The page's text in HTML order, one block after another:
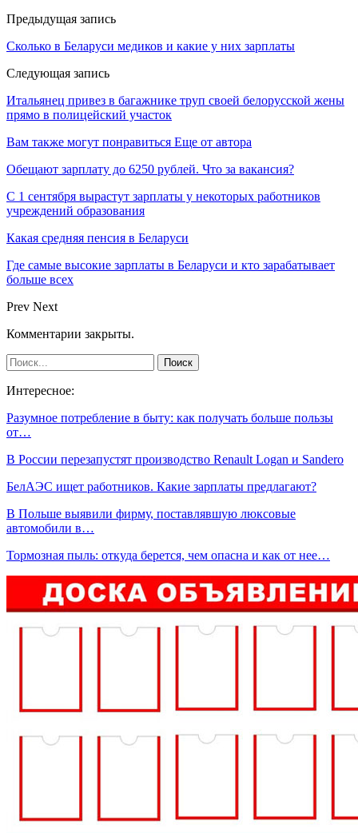
Предыдущая запись
Сколько в Беларуси медиков и какие у них зарплаты
Следующая запись
Итальянец привез в багажнике труп своей белорусской жены
прямо в полицейский участок
Вам также могут понравиться Еще от автора
Обещают зарплату до 6250 рублей. Что за вакансия?
С 1 сентября вырастут зарплаты у некоторых работников
учреждений образования
Какая средняя пенсия в Беларуси
Где самые высокие зарплаты в Беларуси и кто зарабатывает
больше всех
Prev Next
Комментарии закрыты.
Интересное:
Разумное потребление в быту: как получать больше пользы
от…
В России перезапустят производство Renault Logan и Sandero
БелАЭС ищет работников. Какие зарплаты предлагают?
В Польше выявили фирму, поставлявшую люксовые
автомобили в…
Тормозная пыль: откуда берется, чем опасна и как от нее…